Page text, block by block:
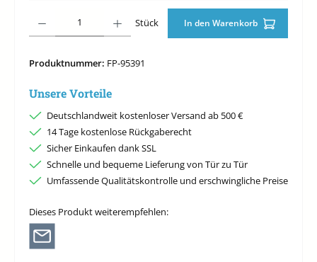
Stück In den Warenkorb
Produktnummer: FP-95391
Unsere Vorteile
Deutschlandweit kostenloser Versand ab 500 €
14 Tage kostenlose Rückgaberecht
Sicher Einkaufen dank SSL
Schnelle und bequeme Lieferung von Tür zu Tür
Umfassende Qualitätskontrolle und erschwingliche Preise
Dieses Produkt weiterempfehlen: